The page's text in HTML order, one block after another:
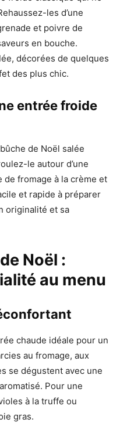
les d’une
et poivre de
en bouche.
décorées de quelques
des plus chic.
entrée froide
de Noël salée
le autour d’une
de fromage à la crème et
et rapide à préparer
originalité et sa
Noël :
au menu
chaude idéale pour un
au fromage, aux
se dégustent avec une
Pour une
à la truffe ou
gras.